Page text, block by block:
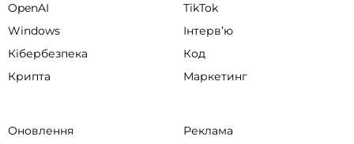
OpenAI
TikTok
Windows
Інтервʼю
Кібербезпека
Код
Крипта
Маркетинг
Оновлення Реклама